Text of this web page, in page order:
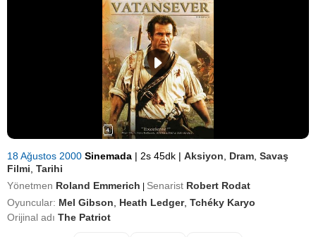
18 Ağustos 2000 Sinemada | 2s 45dk | Aksiyon Dram Savaş
Filmi Tarihi
Yönetmen Roland Emmerich Senarist Robert Rodat
Oyuncular: Mel Gibson Heath Ledger, Tchéky Karyo
Orijinal adı The Patriot